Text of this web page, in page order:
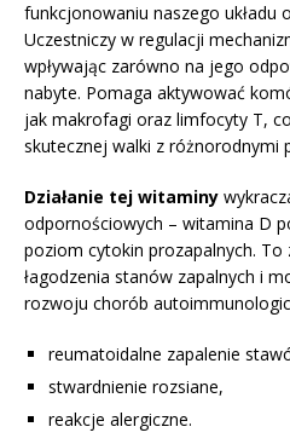
funkcjonowaniu naszego układu
Uczestniczy w regulacji
wpływając zarówno na jego
nabyte. Pomaga aktywować
jak makrofagi oraz limfocyty T,
skutecznej walki z różnorodnymi
Działanie tej witaminy
odpornościowych – witamina D
poziom cytokin prozapalnych. To
łagodzenia stanów zapalnych i
rozwoju chorób
reumatoidalne zapalenie
stwardnienie rozsiane,
reakcje alergiczne.